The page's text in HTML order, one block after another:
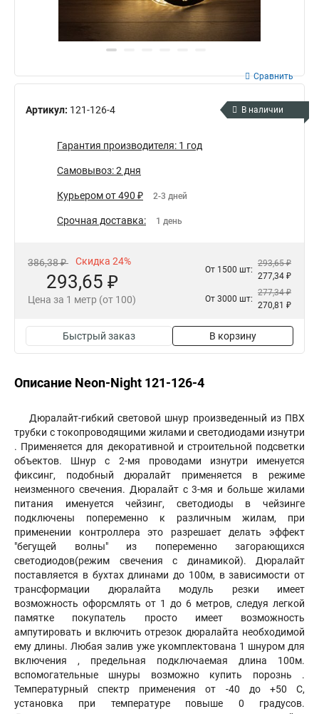
Артикул: 121-126-4
Сравнить
В наличии
Гарантия производителя: 1 год
Самовывоз: 2 дня
Курьером от 490 ₽ 2-3 дней
Срочная доставка: 1 день
386,38 ₽ Скидка 24%
293,65 ₽
Цена за 1 метр (от 100)
От 1500 шт:
293,65 ₽
277,34 ₽
От 3000 шт:
277,34 ₽
270,81 ₽
Быстрый заказ В корзину
Описание Neon-Night 121-126-4
Дюралайт-гибкий световой шнур произведенный из ПВХ
трубки с токопроводящими жилами и светодиодами изнутри
. Применяется для декоративной и строительной подсветки
объектов. Шнур с 2-мя проводами изнутри именуется
фиксинг, подобный дюралайт применяется в режиме
неизменного свечения. Дюралайт с 3-мя и больше жилами
питания именуется чейзинг, светодиоды в чейзинге
подключены попеременно к различным жилам, при
применении контроллера это разрешает делать эффект
"бегущей волны" из попеременно загорающихся
светодиодов(режим свечения с динамикой). Дюралайт
поставляется в бухтах длинами до 100м, в зависимости от
трансформации дюралайта модуль резки имеет
возможность офорсмлять от 1 до 6 метров, следуя легкой
памятке покупатель просто имеет возможность
ампутировать и включить отрезок дюралайта необходимой
ему длины. Любая залив уже укомплектована 1 шнуром для
включения , предельная подключаемая длина 100м.
вспомогательные шнуры возможно купить порознь .
Температурный спектр применения от -40 до +50 С,
установка при температуре повыше 0 градусов.